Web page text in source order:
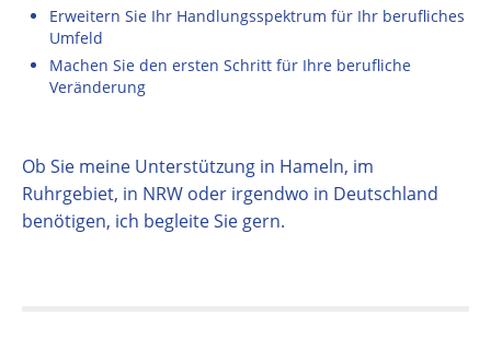
Erweitern Sie Ihr Handlungsspektrum für Ihr berufliches
Umfeld
Machen Sie den ersten Schritt für Ihre berufliche
Veränderung
Ob Sie meine Unterstützung in Hameln, im
Ruhrgebiet, in NRW oder irgendwo in Deutschland
benötigen, ich begleite Sie gern.